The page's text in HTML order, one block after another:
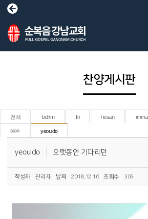
찬양게시판
전체 bdhm fri hosan imma
sion yeouido
yeouido 오랫동안 기다리던
작성자 관리자 날짜 2018.12.16 조회수 305